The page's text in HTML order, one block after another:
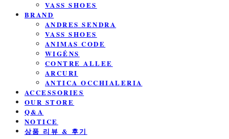
VASS SHOES
BRAND
ANDRES SENDRA
VASS SHOES
ANIMAS CODE
WIGÉNS
CONTRE ALLEE
ARCURI
ANTICA OCCHIALERIA
ACCESSORIES
OUR STORE
Q&A
NOTICE
상품 리뷰 & 후기